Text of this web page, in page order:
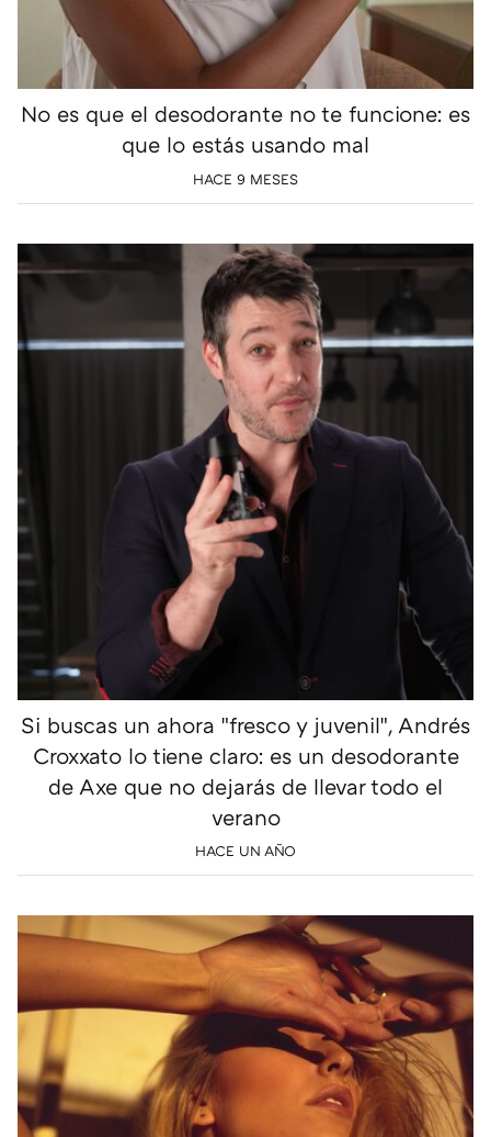
No es que el desodorante no te funcione: es
que lo estás usando mal
HACE 9 MESES
Si buscas un ahora "fresco y juvenil", Andrés
Croxxato lo tiene claro: es un desodorante
de Axe que no dejarás de llevar todo el
verano
HACE UN AÑO